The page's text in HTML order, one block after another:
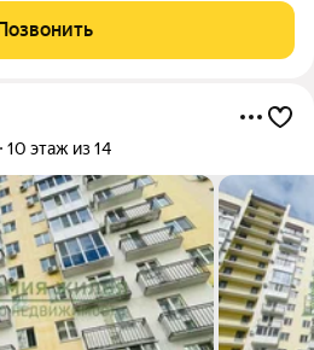
прихожая, а также один
подъезд,
10 этаж из 14